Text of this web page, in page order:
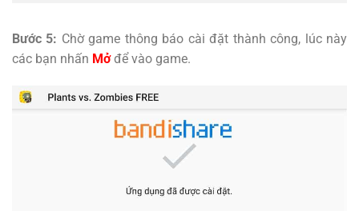
Bước 5: Chờ game thông báo cài đặt thành công, lúc này
các bạn nhấn Mởđể vào game.